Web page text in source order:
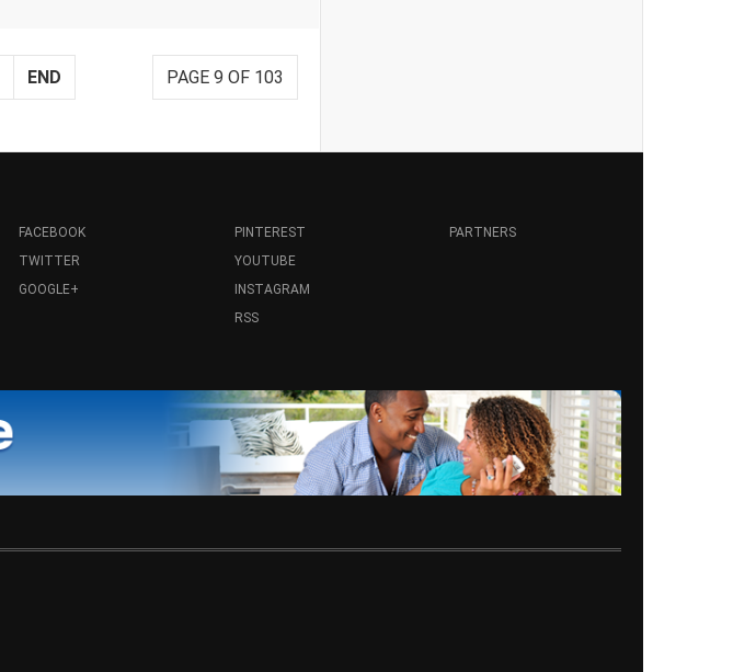
PAGE 9 OF 103
END
FACEBOOK
TWITTER
GOOGLE+
PINTEREST
YOUTUBE
INSTAGRAM
RSS
PARTNERS